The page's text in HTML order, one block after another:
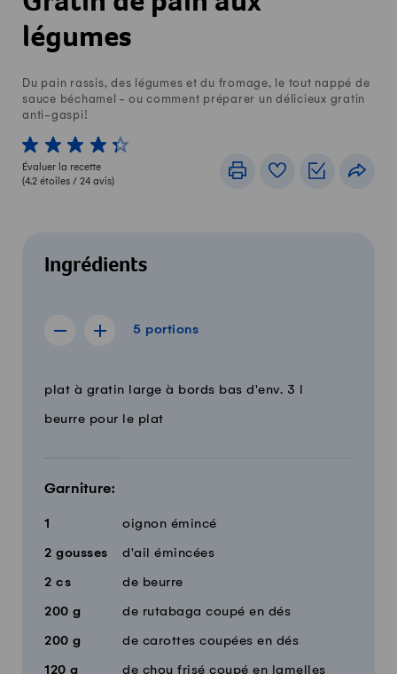
légumes
Du pain rassis, des légumes et du fromage, le tout nappé de
sauce béchamel - ou comment préparer un délicieux gratin
anti-gaspi!
1 von 5 étoiles
2 von 5 étoiles
3 von 5 étoiles
4 von 5 étoiles
5 von 5 étoiles
Évaluer la recette
(4.2 étoiles / 24 avis)
ImprimerLivre de recettes
Listes de
Ingrédients
5 portions
Afficher la recette de 4 portions
Afficher la recette de 6 portions
5 portions
QuantitéIngrédients
plat à gratin large à bords bas d'env. 3 l
beurre pour le plat
Garniture:
1 oignon émincé
2 gousses d'ail émincées
2 cs de beurre
200 g de rutabaga coupé en dés
200 g de carottes coupées en dés
120 g de chou frisé coupé en lamelles